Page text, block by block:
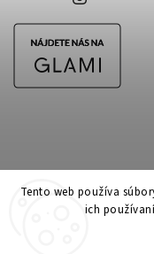
Tento web používa
ich
Copyright 2026